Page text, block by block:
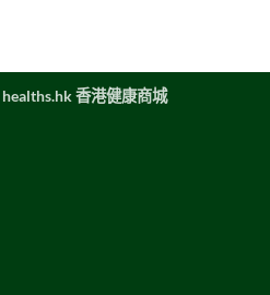
healths.hk 香港健康商城